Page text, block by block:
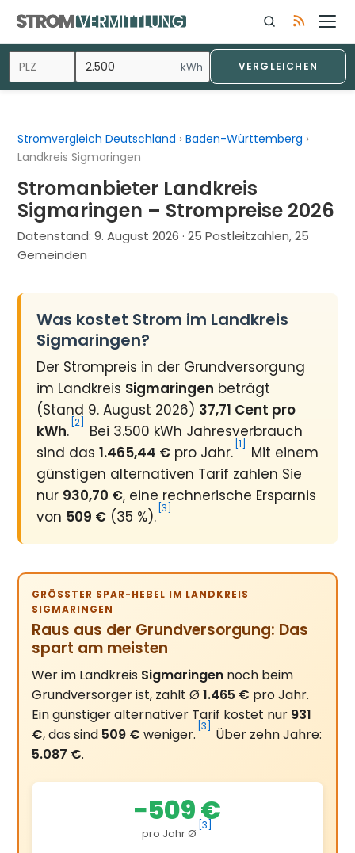
Inhalt
springen
kWh VERGLEICHEN
Stromvergleich Deutschland ›Baden-Württemberg ›
Landkreis Sigmaringen
Stromanbieter Landkreis
Sigmaringen – Strompreise 2026
Datenstand:9. August 2026 · 25 Postleitzahlen, 25
Gemeinden
Was kostet Strom im Landkreis
Sigmaringen?
Der Strompreis in der Grundversorgung
im Landkreis Sigmaringen beträgt
(Stand 9. August 2026) 37,71 Cent pro
kWh. [2]
Bei 3.500 kWh Jahresverbrauch
sind das1.465,44 € pro Jahr. [1]
Mit einem
günstigen alternativen Tarif zahlen Sie
nur 930,70 €, eine rechnerische Ersparnis
von 509 € (35 %). [3]
GRÖSSTER SPAR-HEBEL IM LANDKREIS S
IGMARINGEN
Raus aus der Grundversorgung: Das
spart am meisten
Wer im Landkreis Sigmaringen noch beim
Grundversorger ist, zahlt Ø1.465 € pro Jahr.
Ein günstiger alternativer Tarif kostet nur 931
€, das sind 509 € weniger. [3]
Über zehn Jahre:
5.087 €.
−509 €
pro Jahr Ø
[3]